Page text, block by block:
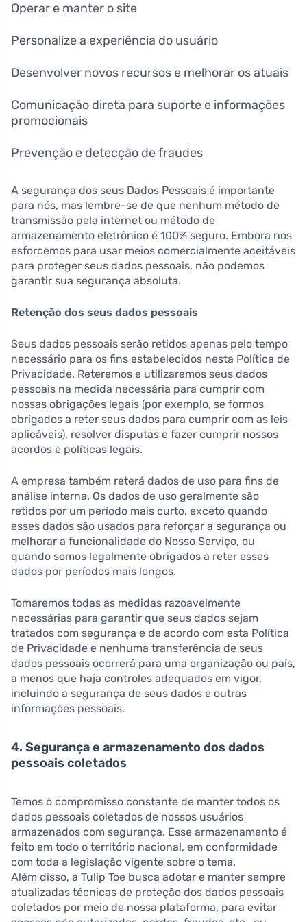
Operar e manter o site
Personalize a experiência do usuário
Desenvolver novos recursos e melhorar os atuais
Comunicação direta para suporte e informações
promocionais
Prevenção e detecção de fraudes
A segurança dos seus Dados Pessoais é importante
para nós, mas lembre-se de que nenhum método de
transmissão pela internet ou método de
armazenamento eletrônico é 100% seguro. Embora nos
esforcemos para usar meios comercialmente aceitáveis
para proteger seus dados pessoais, não podemos
garantir sua segurança absoluta.
Retenção dos seus dados pessoais
Seus dados pessoais serão retidos apenas pelo tempo
necessário para os fins estabelecidos nesta Política de
Privacidade. Reteremos e utilizaremos seus dados
pessoais na medida necessária para cumprir com
nossas obrigações legais (por exemplo, se formos
obrigados a reter seus dados para cumprir com as leis
aplicáveis), resolver disputas e fazer cumprir nossos
acordos e políticas legais.
A empresa também reterá dados de uso para fins de
análise interna. Os dados de uso geralmente são
retidos por um período mais curto, exceto quando
esses dados são usados para reforçar a segurança ou
melhorar a funcionalidade do Nosso Serviço, ou
quando somos legalmente obrigados a reter esses
dados por períodos mais longos.
Tomaremos todas as medidas razoavelmente
necessárias para garantir que seus dados sejam
tratados com segurança e de acordo com esta Política
de Privacidade e nenhuma transferência de seus
dados pessoais ocorrerá para uma organização ou país,
a menos que haja controles adequados em vigor,
incluindo a segurança de seus dados e outras
informações pessoais.
4. Segurança e armazenamento dos dados
pessoais coletados
Temos o compromisso constante de manter todos os
dados pessoais coletados de nossos usuários
armazenados com segurança. Esse armazenamento é
feito em todo o território nacional, em conformidade
com toda a legislação vigente sobre o tema.
Além disso, a Tulip Toe busca adotar e manter sempre
atualizadas técnicas de proteção dos dados pessoais
coletados por meio de nossa plataforma, para evitar